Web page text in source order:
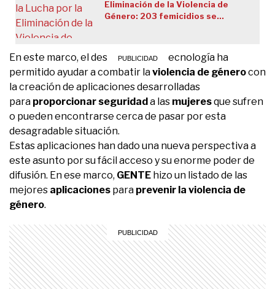
Eliminación de la Violencia de
Género: 203 femicidios se
En este marco, el desarrollo de la tecnología ha
permitido ayudar a combatir laviolencia de génerocon
la creación de aplicaciones desarrolladas
para proporcionar seguridad a las mujeresque sufren
o pueden encontrarse cerca de pasar por esta
desagradable situación.
Estas aplicaciones han dado una nueva perspectiva a
este asunto por su fácil acceso y su enorme poder de
difusión. En ese marco, GENTE hizo un listado de las
mejores aplicaciones para prevenir la violencia de
género.